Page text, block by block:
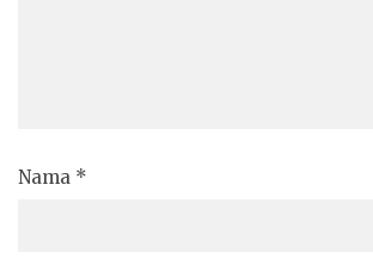
Nama *